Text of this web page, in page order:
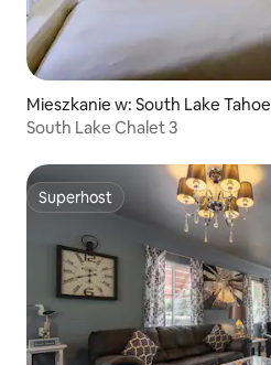
Mieszkanie w: South Lake Tahoe
South Lake Chalet 3
Superhost
Superhost